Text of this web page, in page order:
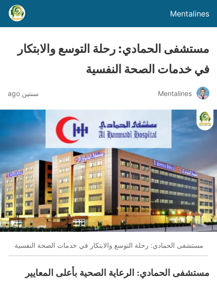
Mentalines
مستشفى الحمادي: رحلة التوسع والابتكار
في خدمات الصحة النفسية
Mentalines سنتين ago
مستشفى الحمادي: رحلة التوسع والابتكار في خدمات الصحة النفسية
مستشفى الحمادي: الرعاية الصحية بأعلى المعايير